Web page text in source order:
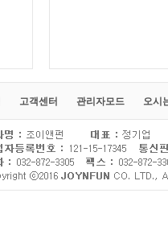
고객센터 관리자모드 오시